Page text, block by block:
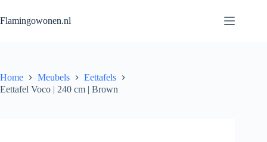
Flamingowonen.nl
Home Meubels
Eettafels
Eettafel Voco | 240 cm | Brown